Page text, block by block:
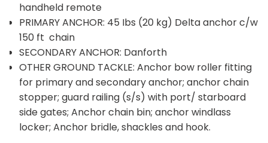
handheld remote
PRIMARY ANCHOR: 45 Ibs (20 kg) Delta anchor c/w
150 ft chain
SECONDARY ANCHOR: Danforth
OTHER GROUND TACKLE: Anchor bow roller fitting
for primary and secondary anchor; anchor chain
stopper; guard railing (s/s) with port/ starboard
side gates; Anchor chain bin; anchor windlass
locker; Anchor bridle, shackles and hook.